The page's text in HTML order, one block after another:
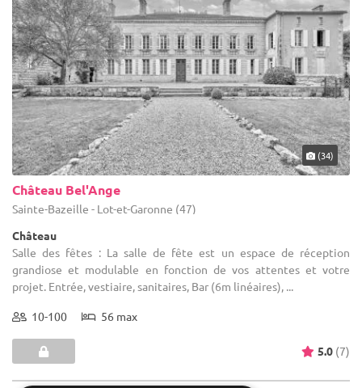
(34)
Château Bel'Ange
Sainte-Bazeille - Lot-et-Garonne (47)
Château
Salle des fêtes : La salle de fête est un espace de réception
grandiose et modulable en fonction de vos attentes et votre
projet. Entrée, vestiaire, sanitaires, Bar (6m linéaires), ...
10-100 56 max
5.0 (7)